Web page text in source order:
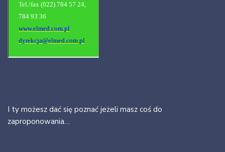
Tel./fax (022) 784 57 24,
784 93 36
www.elmed.com.pl
dyrekcja@elmed.com.pl
I ty możesz dać się poznać jeżeli masz coś do
zaproponowania…